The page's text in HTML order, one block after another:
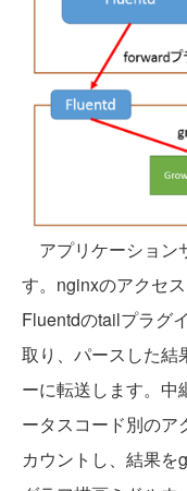
アプリケーション
す。nginxのアクセ
Fluentdのtailプラグ
取り、パースした結
ーに転送します。中
ータスコード別のア
カウントし、結果を